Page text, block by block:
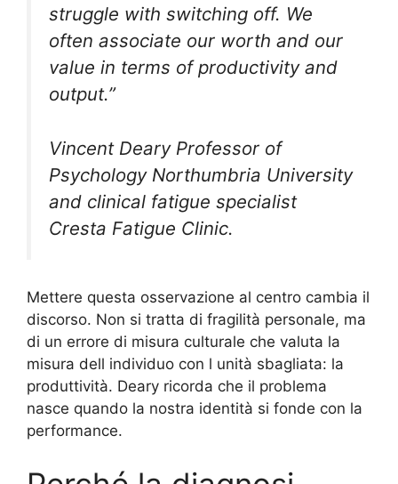
struggle with switching off. We
often associate our worth and our
value in terms of productivity and
output.”
Vincent Deary Professor of
Psychology Northumbria University
and clinical fatigue specialist
Cresta Fatigue Clinic.
Mettere questa osservazione al centro cambia il
discorso. Non si tratta di fragilità personale, ma
di un errore di misura culturale che valuta la
misura dell individuo con l unità sbagliata: la
produttività. Deary ricorda che il problema
nasce quando la nostra identità si fonde con la
performance.